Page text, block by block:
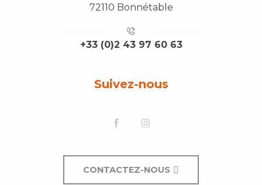
72110 Bonnétable
+33 (0)2 43 97 60 63
Suivez-nous
CONTACTEZ-NOUS